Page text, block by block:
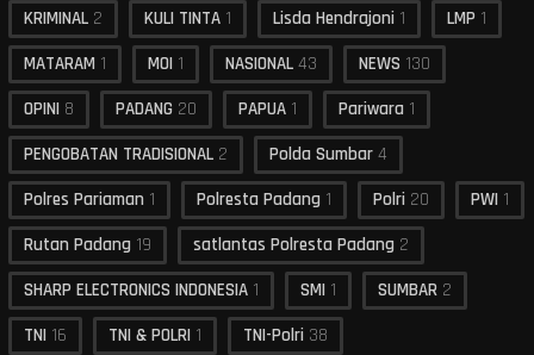
KRIMINAL 2 KULI TINTA 1 Lisda Hendrajoni 1 LMP 1
MATARAM 1 MOI 1 NASIONAL 43 NEWS 130
OPINI 8 PADANG 20 PAPUA 1 Pariwara 1
PENGOBATAN TRADISIONAL 2 Polda Sumbar 4
Polres Pariaman 1 Polresta Padang 1 Polri 20 PWI 1
Rutan Padang 19 satlantas Polresta Padang 2
SHARP ELECTRONICS INDONESIA 1 SMI 1 SUMBAR 2
TNI 16 TNI & POLRI 1 TNI-Polri 38